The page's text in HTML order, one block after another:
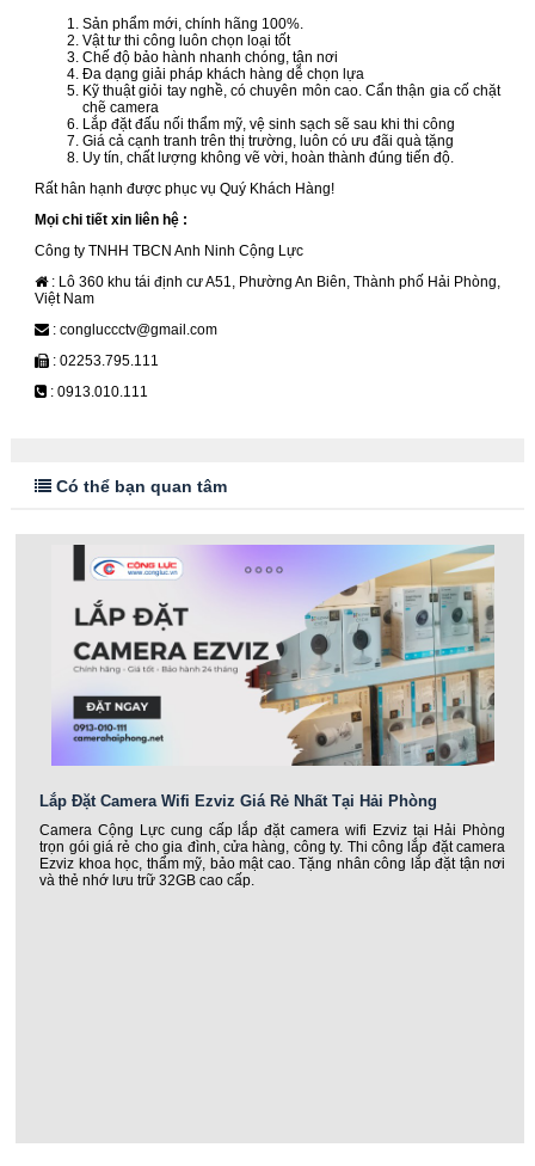
Sản phẩm mới, chính hãng 100%.
Vật tư thi công luôn chọn loại tốt
Chế độ bảo hành nhanh chóng, tận nơi
Đa dạng giải pháp khách hàng dễ chọn lựa
Kỹ thuật giỏi tay nghề, có chuyên môn cao. Cẩn thận gia cố chặt
chẽ camera
Lắp đặt đấu nối thẩm mỹ, vệ sinh sạch sẽ sau khi thi công
Giá cả cạnh tranh trên thị trường, luôn có ưu đãi quà tặng
Uy tín, chất lượng không vẽ vời, hoàn thành đúng tiến độ.
Rất hân hạnh được phục vụ Quý Khách Hàng!
Mọi chi tiết xin liên hệ :
Công ty TNHH TBCN Anh Ninh Cộng Lực
: Lô 360 khu tái định cư A51, Phường An Biên, Thành phố Hải Phòng,
Việt Nam
: congluccctv@gmail.com
: 02253.795.111
: 0913.010.111
Có thể bạn quan tâm
Lắp Đặt Camera Wifi Ezviz Giá Rẻ Nhất Tại Hải Phòng
Camera Cộng Lực cung cấp lắp đặt camera wifi Ezviz tại Hải Phòng
trọn gói giá rẻ cho gia đình, cửa hàng, công ty. Thi công lắp đặt camera
Ezviz khoa học, thẩm mỹ, bảo mật cao. Tặng nhân công lắp đặt tận nơi
và thẻ nhớ lưu trữ 32GB cao cấp.